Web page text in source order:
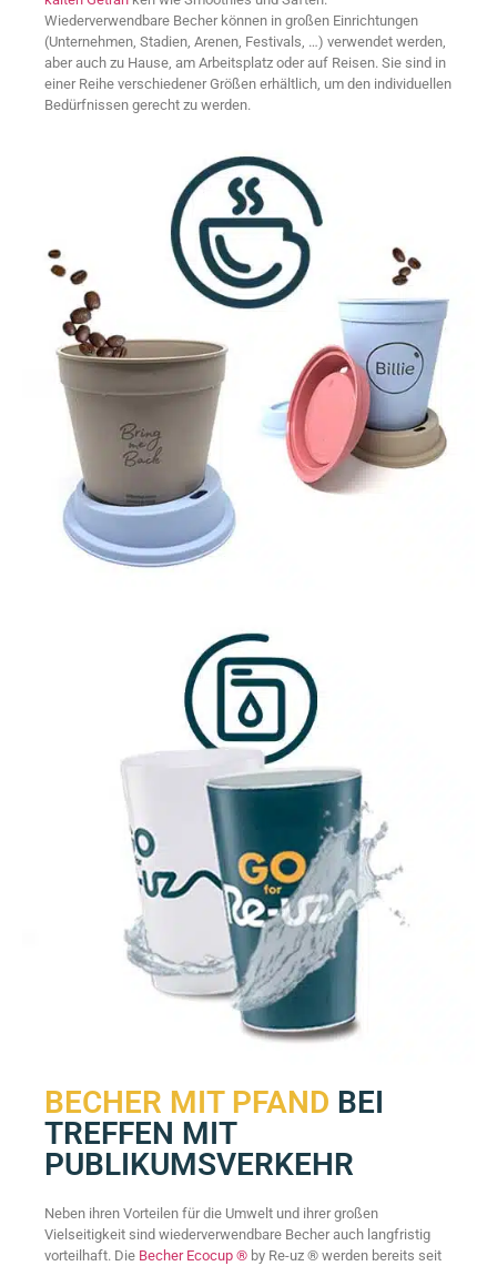
Wiederverwendbare Becher können in großen Einrichtungen
(Unternehmen, Stadien, Arenen, Festivals, …) verwendet werden,
aber auch zu Hause, am Arbeitsplatz oder auf Reisen. Sie sind in
einer Reihe verschiedener Größen erhältlich, um den individuellen
Bedürfnissen gerecht zu werden.
BECHER MIT PFAND BEI
TREFFEN MIT
PUBLIKUMSVERKEHR
Neben ihren Vorteilen für die Umwelt und ihrer großen
Vielseitigkeit sind wiederverwendbare Becher auch langfristig
vorteilhaft. Die Becher Ecocup ® by Re-uz ® werden bereits seit